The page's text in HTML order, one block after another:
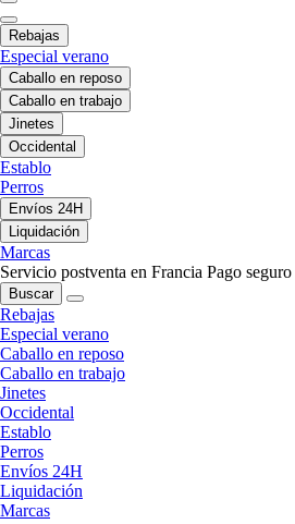
Rebajas
Especial verano
Caballo en reposo
Caballo en trabajo
Jinetes
Occidental
Establo
Perros
Envíos 24H
Liquidación
Marcas
Servicio postventa en Francia Pago seguro
Buscar
Rebajas
Especial verano
Caballo en reposo
Caballo en trabajo
Jinetes
Occidental
Establo
Perros
Envíos 24H
Liquidación
Marcas